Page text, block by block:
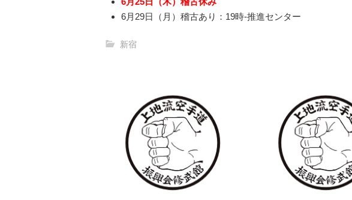
6月29日（月）稽古あり：19時-推進センター
新宿